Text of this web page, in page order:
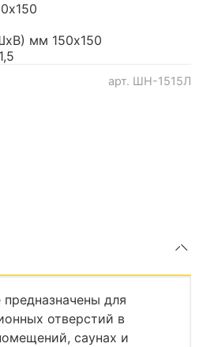
арт. ШН-1515Л
мм 150х150
для
отверстий в
саунах и